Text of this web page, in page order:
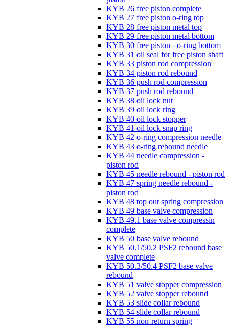
KYB 26 free piston complete
KYB 27 free piston o-ring top
KYB 28 free piston metal top
KYB 29 free piston metal bottom
KYB 30 free piston - o-ring bottom
KYB 31 oil seal for free piston shaft
KYB 33 piston rod compression
KYB 34 piston rod rebound
KYB 36 push rod compression
KYB 37 push rod rebound
KYB 38 oil lock nut
KYB 39 oil lock ring
KYB 40 oil lock stopper
KYB 41 oil lock snap ring
KYB 42 o-ring compression needle
KYB 43 o-ring rebound needle
KYB 44 needle compression -
piston rod
KYB 45 needle rebound - piston rod
KYB 47 spring needle rebound -
piston rod
KYB 48 top out spring compression
KYB 49 base valve compression
KYB 49.1 base valve compressin
complete
KYB 50 base valve rebound
KYB 50.1/50.2 PSF2 rebound base
valve complete
KYB 50.3/50.4 PSF2 base valve
rebound
KYB 51 valve stopper compression
KYB 52 valve stopper rebound
KYB 53 slide collar rebound
KYB 54 slide collar rebound
KYB 55 non-return spring